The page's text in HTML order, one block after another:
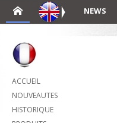
NEWS
ACCUEIL
NOUVEAUTES
HISTORIQUE